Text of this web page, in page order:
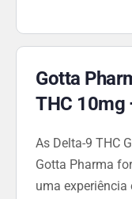
Gotta
THC 10mg
As Delta-9 THC
Gotta Pharma
uma experiência